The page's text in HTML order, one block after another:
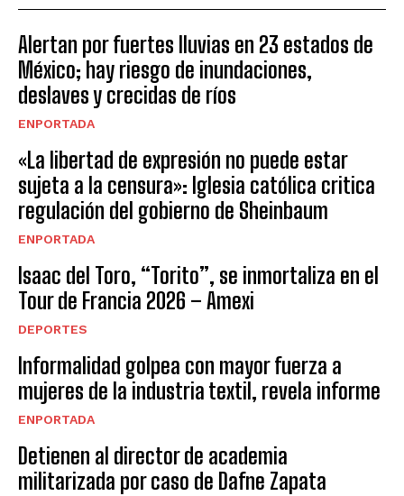
Alertan por fuertes lluvias en 23 estados de
México; hay riesgo de inundaciones,
deslaves y crecidas de ríos
ENPORTADA
«La libertad de expresión no puede estar
sujeta a la censura»: Iglesia católica critica
regulación del gobierno de Sheinbaum
ENPORTADA
Isaac del Toro, “Torito”, se inmortaliza en el
Tour de Francia 2026 – Amexi
DEPORTES
Informalidad golpea con mayor fuerza a
mujeres de la industria textil, revela informe
ENPORTADA
Detienen al director de academia
militarizada por caso de Dafne Zapata